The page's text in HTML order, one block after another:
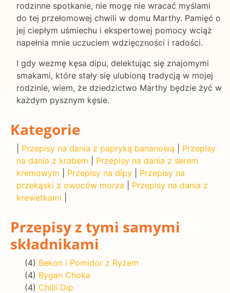
rodzinne spotkanie, nie mogę nie wracać myślami
do tej przełomowej chwili w domu Marthy. Pamięć o
jej ciepłym uśmiechu i ekspertowej pomocy wciąż
napełnia mnie uczuciem wdzięczności i radości.
I gdy wezmę kęsa dipu, delektując się znajomymi
smakami, które stały się ulubioną tradycją w mojej
rodzinie, wiem, że dziedzictwo Marthy będzie żyć w
każdym pysznym kęsie.
Kategorie
Przepisy na dania z papryką bananową
Przepisy
na dania z krabem
Przepisy na dania z serem
kremowym
Przepisy na dipy
Przepisy na
przekąski z owoców morza
Przepisy na dania z
krewetkami
Przepisy z tymi samymi
składnikami
(4) Bekon i Pomidor z Ryżem
(4) Bygan Choka
(4) Chilli Dip